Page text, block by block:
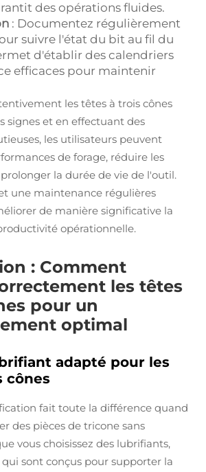
des opérations fluides.
: Documentez régulièrement
suivre l'état du bit au fil du
d'établir des calendriers
efficaces pour maintenir
les têtes à trois cônes
signes et en effectuant des
les utilisateurs peuvent
de forage, réduire les
la durée de vie de l'outil.
une maintenance régulières
de manière significative la
opérationnelle.
: Comment
les têtes
pour un
optimal
adapté pour les
cônes
fait toute la différence quand
des pièces de tricone sans
vous choisissez des lubrifiants,
sont conçus pour supporter la